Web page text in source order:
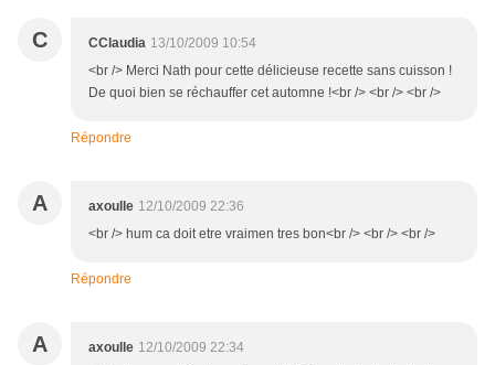
C CClaudia 13/10/2009 10:54
<br /> Merci Nath pour cette délicieuse recette sans cuisson !
De quoi bien se réchauffer cet automne !<br /> <br /> <br />
Répondre
A axoulle 12/10/2009 22:36
<br /> hum ca doit etre vraimen tres bon<br /> <br /> <br />
Répondre
A axoulle 12/10/2009 22:34